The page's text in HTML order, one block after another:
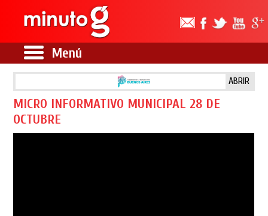
Menú
ABRIR
MICRO INFORMATIVO MUNICIPAL 28 DE
OCTUBRE